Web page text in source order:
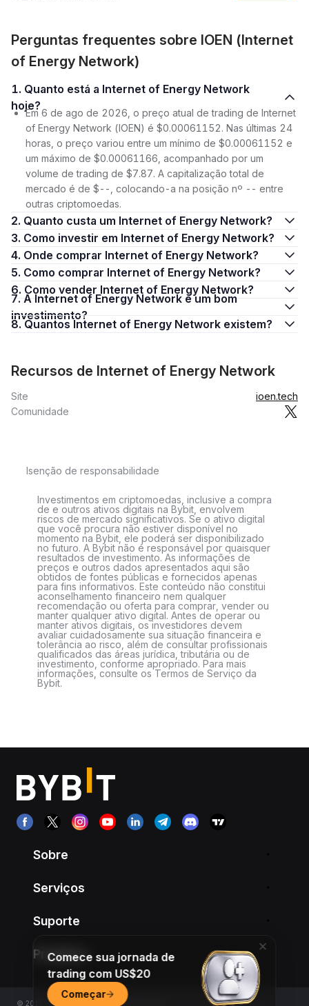
Perguntas frequentes sobre IOEN (Internet
of Energy Network)
1. Quanto está a Internet of Energy Network
hoje?
Em 6 de ago de 2026, o preço atual de trading de Internet
of Energy Network (IOEN) é $0.00061152. Nas últimas 24
horas, o preço variou entre um mínimo de $0.00061152 e
um máximo de $0.00061166, acompanhado por um
volume de trading de $7.87. A capitalização total de
mercado é de $--, colocando-a na posição nº -- entre
outras criptomoedas.
2. Quanto custa um Internet of Energy Network?
3. Como investir em Internet of Energy Network?
4. Onde comprar Internet of Energy Network?
5. Como comprar Internet of Energy Network?
6. Como vender Internet of Energy Network?
7. A Internet of Energy Network é um bom
investimento?
8. Quantos Internet of Energy Network existem?
Recursos de Internet of Energy Network
Site
ioen.tech
Comunidade
Isenção de responsabilidade
Investimentos em criptomoedas, inclusive a compra
de e outros ativos digitais na Bybit, envolvem
riscos de mercado significativos. Se o ativo digital
que você procura não estiver disponível no
momento na Bybit, ele poderá ser disponibilizado
no futuro. A Bybit não é responsável por quaisquer
resultados de investimento. As informações de
preços e outros dados apresentados aqui são
obtidos de fontes públicas e fornecidos apenas
para fins informativos. Este conteúdo não constitui
aconselhamento financeiro nem qualquer
recomendação ou oferta para comprar, vender ou
manter qualquer ativo digital. Antes de operar ou
manter ativos digitais, os investidores devem
avaliar cuidadosamente sua situação financeira e
tolerância ao risco, além de consultar profissionais
qualificados das áreas jurídica, tributária ou de
investimento, conforme apropriado. Para mais
informações, consulte os Termos de Serviço da
Bybit.
Sobre
Serviços
Suporte
Produtos
© 2018-2026 Bybit.com. All rights reserved.
Comece sua jornada de
trading com US$20
Começar